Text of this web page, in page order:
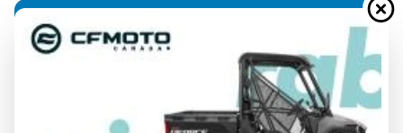
CALCULATRICE DE PAIEMENT